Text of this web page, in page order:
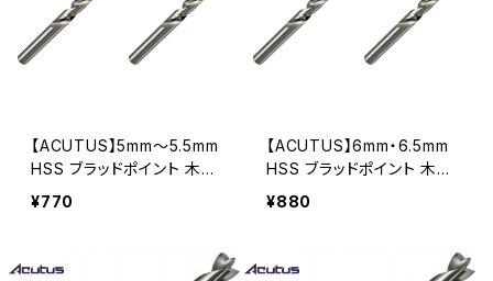
【ACUTUS】5mm～5.5mm
HSS ブラッドポイント 木工
用ドリル 2本セット 木工ドリ
¥770
【ACUTUS】6mm・6.5mm
HSS ブラッドポイント 木工
用ドリル 2本セット 木工ドリ
¥880